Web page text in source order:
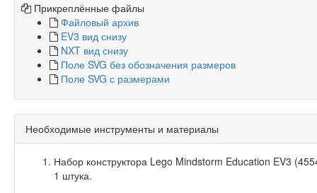
Прикреплённые файлы
Файловый архив
EV3 вид снизу
NXT вид снизу
Поле SVG без обозначения размеров
Поле SVG с размерами
Необходимые инструменты и материалы
Набор конструктора Lego Mindstorm Education EV3
1 штука.